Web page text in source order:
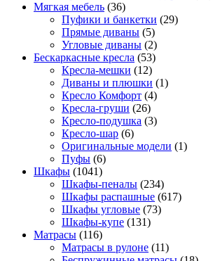
Мягкая мебель (36)
Пуфики и банкетки (29)
Прямые диваны (5)
Угловые диваны (2)
Бескаркасные кресла (53)
Кресла-мешки (12)
Диваны и плюшки (1)
Кресло Комфорт (4)
Кресла-груши (26)
Кресло-подушка (3)
Кресло-шар (6)
Оригинальные модели (1)
Пуфы (6)
Шкафы (1041)
Шкафы-пеналы (234)
Шкафы распашные (617)
Шкафы угловые (73)
Шкафы-купе (131)
Матрасы (116)
Матрасы в рулоне (11)